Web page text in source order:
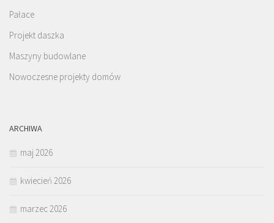
Pałace
Projekt daszka
Maszyny budowlane
Nowoczesne projekty domów
ARCHIWA
maj 2026
kwiecień 2026
marzec 2026